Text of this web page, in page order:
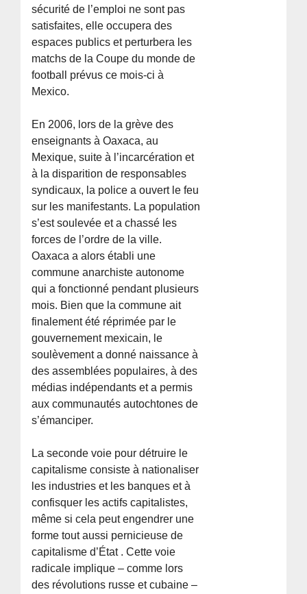
sécurité de l’emploi ne sont pas
satisfaites, elle occupera des
espaces publics et perturbera les
matchs de la Coupe du monde de
football prévus ce mois-ci à
Mexico.
En 2006, lors de la grève des
enseignants à Oaxaca, au
Mexique, suite à l’incarcération et
à la disparition de responsables
syndicaux, la police a ouvert le feu
sur les manifestants. La population
s’est soulevée et a chassé les
forces de l’ordre de la ville.
Oaxaca a alors établi une
commune anarchiste autonome
qui a fonctionné pendant plusieurs
mois. Bien que la commune ait
finalement été réprimée par le
gouvernement mexicain, le
soulèvement a donné naissance à
des assemblées populaires, à des
médias indépendants et a permis
aux communautés autochtones de
s’émanciper.
La seconde voie pour détruire le
capitalisme consiste à nationaliser
les industries et les banques et à
confisquer les actifs capitalistes,
même si cela peut engendrer une
forme tout aussi pernicieuse de
capitalisme d’État . Cette voie
radicale implique – comme lors
des révolutions russe et cubaine –